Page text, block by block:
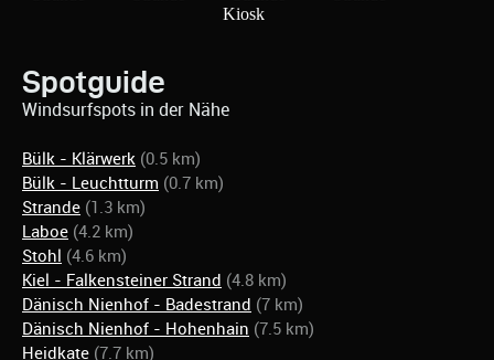
Spotguide
Windsurfspots in der Nähe
Bülk - Klärwerk (0.5 km)
Bülk - Leuchtturm (0.7 km)
Strande (1.3 km)
Laboe (4.2 km)
Stohl (4.6 km)
Kiel - Falkensteiner Strand (4.8 km)
Dänisch Nienhof - Badestrand (7 km)
Dänisch Nienhof - Hohenhain (7.5 km)
Heidkate (7.7 km)